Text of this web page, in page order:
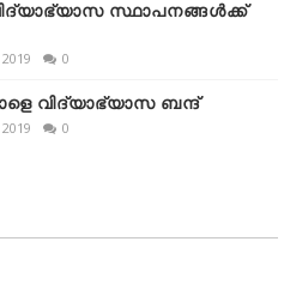
സ്ഥാപനങ്ങൾക്ക്
0
വിദ്യാഭ്യാസ ബന്ദ്
0